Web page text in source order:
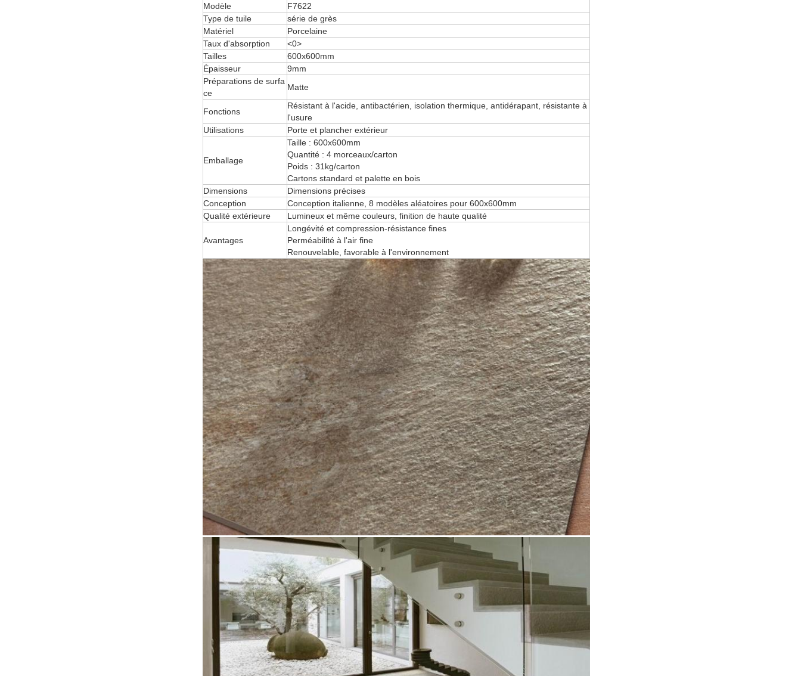
Modèle
F7622
Type de tuile
série de grès
Matériel
Porcelaine
Taux d'absorption
<0>
Tailles
600x600mm
Épaisseur
9mm
Préparations de surfa
ce
Matte
Fonctions
Résistant à l'acide, antibactérien, isolation thermique, antidérapant, résistante à
l'usure
Utilisations
Porte et plancher extérieur
Emballage
Taille : 600x600mm
Quantité : 4 morceaux/carton
Poids : 31kg/carton
Cartons standard et palette en bois
Dimensions
Dimensions précises
Conception
Conception italienne, 8 modèles aléatoires pour 600x600mm
Qualité extérieure
Lumineux et même couleurs, finition de haute qualité
Avantages
Longévité et compression-résistance fines
Perméabilité à l'air fine
Renouvelable, favorable à l'environnement